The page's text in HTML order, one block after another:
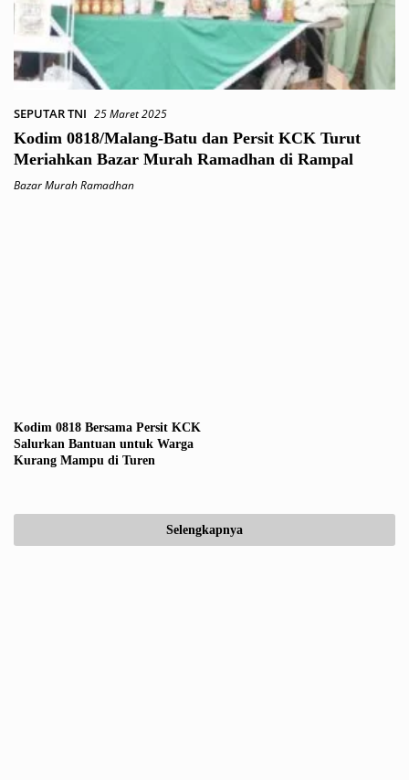
SEPUTAR TNI 25 Maret 2025
Kodim 0818/Malang-Batu dan Persit KCK Turut
Meriahkan Bazar Murah Ramadhan di Rampal
Bazar Murah Ramadhan
Kodim 0818 Bersama Persit KCK
Salurkan Bantuan untuk Warga
Kurang Mampu di Turen
Selengkapnya